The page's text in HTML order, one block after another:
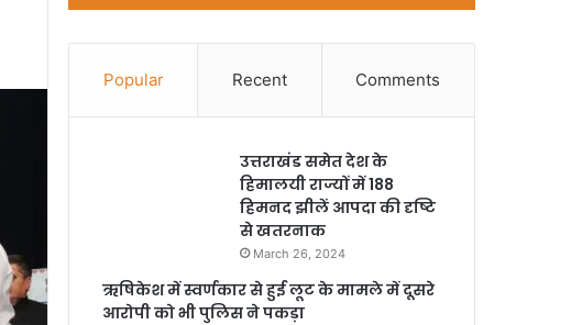
Popular Recent Comments
उत्तराखंड समेत देश के
हिमालयी राज्यों में 188
हिमनद झीलें आपदा की दृष्टि
से खतरनाक
March 26, 2024
ऋषिकेश में स्वर्णकार से हुई लूट के मामले में दूसरे
आरोपी को भी पुलिस ने पकड़ा